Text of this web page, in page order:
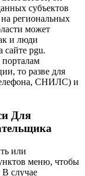
субъектов
региональных
может
и люди
сайте pgu.
то разве для
СНИЛС) и
Для
или
меню, чтобы
случае